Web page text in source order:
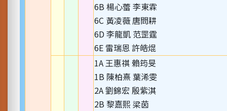
6B 楊心蕾 李東霖
6C 黃凌薇 唐問耕
6D 李龍凱 范罡霆
6E 雷瑞恩 許皓焜
1A 王惠祺 賴筠旻
1B 陳柏熹 葉浠雯
2A 劉錦宏 殷紫淇
2B 黎嘉熙 梁茵